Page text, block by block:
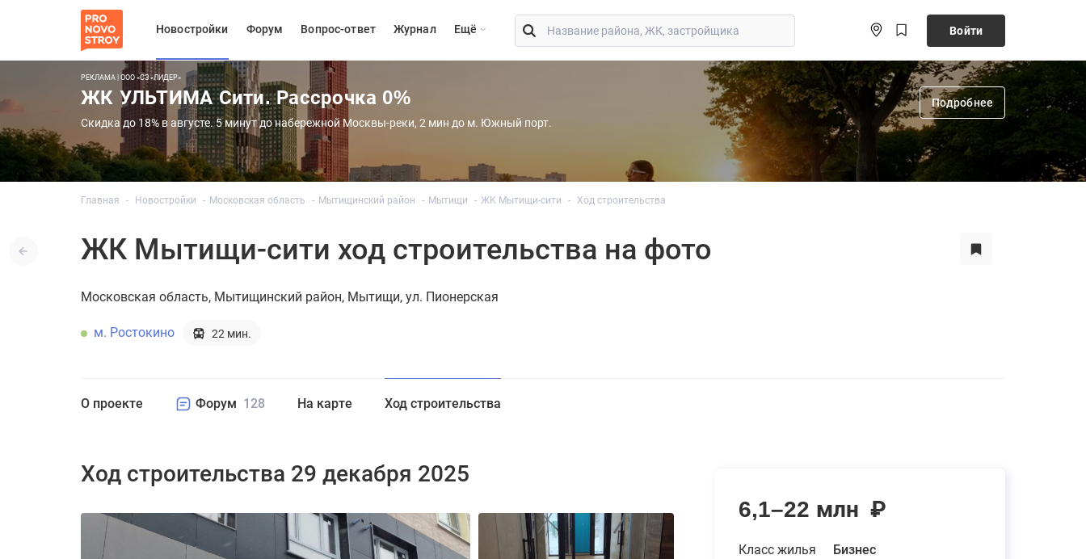
Новостройки Форум Вопрос-ответ Журнал Eщё Войти
РЕКЛАМА | ООО «СЗ «ЛИДЕР»
ЖК УЛЬТИМА Сити. Рассрочка 0%
Скидка до 18% в августе. 5 минут до набережной Москвы-реки, 2 мин до м. Южный порт.
Подробнее
Главная Новостройки Московская область Мытищинский район Мытищи ЖК Мытищи-сити Ход строительства
ЖК Мытищи-сити ход строительства на фото
Московская область Мытищинский район Мытищи ул. Пионерская
м. Ростокино 22 мин.
О проекте Форум 128 На карте Ход строительства
6,1–22 млн ₽
Класс жилья
Бизнес
Ход строительства 29 декабря 2025